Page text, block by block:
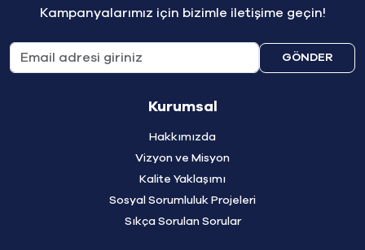
Kampanyalarımız için bizimle iletişime geçin!
GÖNDER
Kurumsal
Hakkımızda
Vizyon ve Misyon
Kalite Yaklaşımı
Sosyal Sorumluluk Projeleri
Sıkça Sorulan Sorular